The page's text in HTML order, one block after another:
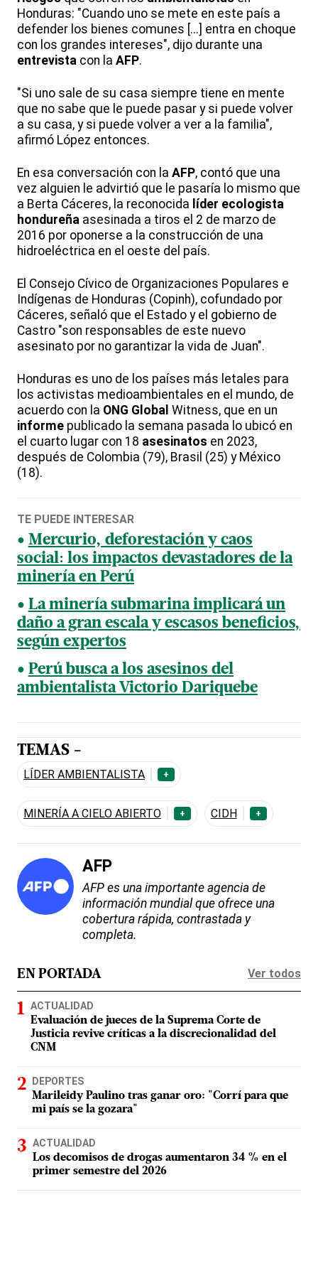
Honduras: "Cuando uno se mete en este país a
defender los bienes comunes [...] entra en choque
con los grandes intereses", dijo durante una
entrevista con la AFP.
"Si uno sale de su casa siempre tiene en mente
que no sabe que le puede pasar y si puede volver
a su casa, y si puede volver a ver a la familia",
afirmó López entonces.
En esa conversación con la AFP, contó que una
vez alguien le advirtió que le pasaría lo mismo que
a Berta Cáceres, la reconocida líder ecologista
hondureña asesinada a tiros el 2 de marzo de
2016 por oponerse a la construcción de una
hidroeléctrica en el oeste del país.
El Consejo Cívico de Organizaciones Populares e
Indígenas de Honduras (Copinh), cofundado por
Cáceres, señaló que el Estado y el gobierno de
Castro "son responsables de este nuevo
asesinato por no garantizar la vida de Juan".
Honduras es uno de los países más letales para
los activistas medioambientales en el mundo, de
acuerdo con la ONG Global Witness, que en un
informe publicado la semana pasada lo ubicó en
el cuarto lugar con 18 asesinatos en 2023,
después de Colombia (79), Brasil (25) y México
(18).
TE PUEDE INTERESAR
Mercurio, deforestación y caos
social: los impactos devastadores de la
minería en Perú
La minería submarina implicará un
daño a gran escala y escasos beneficios,
según expertos
Perú busca a los asesinos del
ambientalista Victorio Dariquebe
TEMAS -
LÍDER AMBIENTALISTA +
MINERÍA A CIELO ABIERTO + CIDH +
AFP
AFP es una importante agencia de
información mundial que ofrece una
cobertura rápida, contrastada y
completa.
EN PORTADA Ver todos
ACTUALIDAD
Evaluación de jueces de la Suprema Corte de
Justicia revive críticas a la discrecionalidad del
CNM
DEPORTES
Marileidy Paulino tras ganar oro: "Corrí para que
mi país se la gozara"
ACTUALIDAD
Los decomisos de drogas aumentaron 34 % en el
primer semestre del 2026